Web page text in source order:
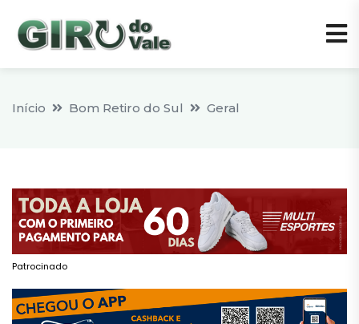
Início Bom Retiro do Sul Geral
Patrocinado